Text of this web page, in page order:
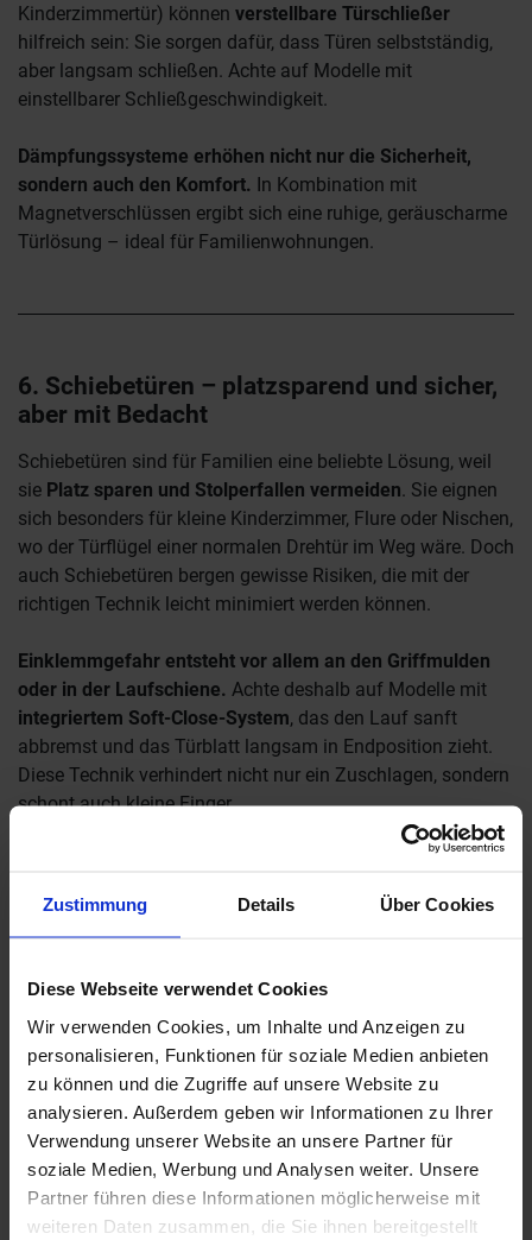
Zustimmung Details Über Cookies
Diese Webseite verwendet Cookies
Wir verwenden Cookies, um Inhalte und Anzeigen zu
personalisieren, Funktionen für soziale Medien anbieten
zu können und die Zugriffe auf unsere Website zu
analysieren. Außerdem geben wir Informationen zu Ihrer
Verwendung unserer Website an unsere Partner für
soziale Medien, Werbung und Analysen weiter. Unsere
Partner führen diese Informationen möglicherweise mit
weiteren Daten zusammen, die Sie ihnen bereitgestellt
Kinderzimmertür) können verstellbare Türschließer
hilfreich sein: Sie sorgen dafür, dass Türen selbstständig,
aber langsam schließen. Achte auf Modelle mit
einstellbarer Schließgeschwindigkeit.
Dämpfungssysteme erhöhen nicht nur die Sicherheit,
sondern auch den Komfort. In Kombination mit
Magnetverschlüssen ergibt sich eine ruhige, geräuscharme
Türlösung – ideal für Familienwohnungen.
6. Schiebetüren – platzsparend und sicher,
aber mit Bedacht
Schiebetüren sind für Familien eine beliebte Lösung, weil
sie Platz sparen und Stolperfallen vermeiden. Sie eignen
sich besonders für kleine Kinderzimmer, Flure oder Nischen,
wo der Türflügel einer normalen Drehtür im Weg wäre. Doch
auch Schiebetüren bergen gewisse Risiken, die mit der
richtigen Technik leicht minimiert werden können.
Einklemmgefahr entsteht vor allem an den Griffmulden
oder in der Laufschiene. Achte deshalb auf Modelle mit
integriertem Soft-Close-System, das den Lauf sanft
abbremst und das Türblatt langsam in Endposition zieht.
Diese Technik verhindert nicht nur ein Zuschlagen, sondern
schont auch kleine Finger.
verschwinden die Blätter
kindersicherer, da keine offenen Schienen sichtbar sind.
Außenlaufende Varianten sollten dagegen
vermeiden.
Griffe mit abgerundeten Kanten und verdeckte
Griffmuschelnsind empfehlenswert, da sie weder Finger
einklemmen noch Kleidung einhaken.
Wenn die Schiebetür aus Glas besteht, wähle immerESG
oder VSG-Sicherheitsglas. Optional kannst Du mit
farbigen Streifen oder Aufklebern auf Kinderaugenhöhe